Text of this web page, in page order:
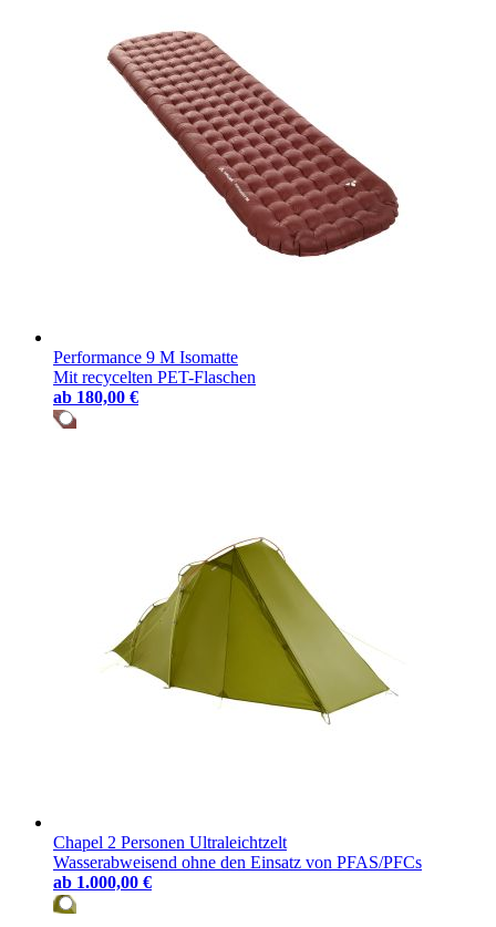
Performance 9 M Isomatte
Mit recycelten PET-Flaschen
ab 180,00 €
Chapel 2 Personen Ultraleichtzelt
Wasserabweisend ohne den Einsatz von PFAS/PFCs
ab 1.000,00 €